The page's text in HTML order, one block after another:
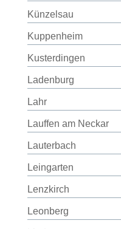
Künzelsau
Kuppenheim
Kusterdingen
Ladenburg
Lahr
Lauffen am Neckar
Lauterbach
Leingarten
Lenzkirch
Leonberg